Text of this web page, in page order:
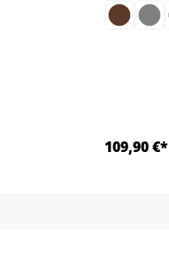
109,90 €*